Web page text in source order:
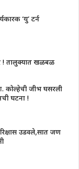
‘यु’ टर्न
! तालुक्यात खळबळ
जीभ घसरली
घटना !
उडवले,सात जण